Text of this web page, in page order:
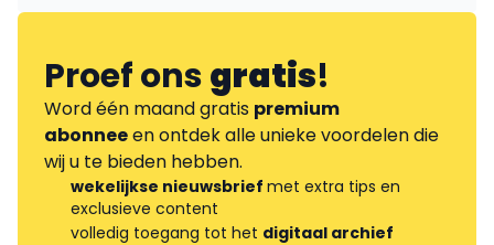
Proef onsgratis!
Word één maand gratis premium
abonneeen ontdek alle unieke voordelen die
wij u te bieden hebben.
wekelijkse nieuwsbrief met extra tips en
exclusieve content
volledig toegang tot het digitaal archief